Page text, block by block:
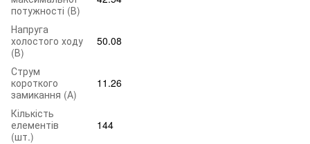
потужності (В)
Напруга
холостого ходу
(В)
50.08
Струм
короткого
замикання (А)
11.26
Кількість
елементів
(шт.)
144